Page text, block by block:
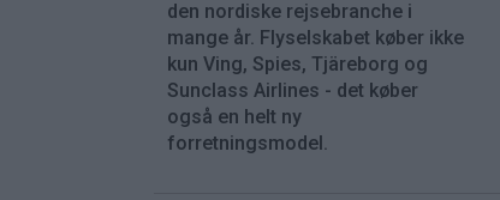
den nordiske rejsebranche i
mange år. Flyselskabet køber ikke
kun Ving, Spies, Tjäreborg og
Sunclass Airlines - det køber
også en helt ny
forretningsmodel.